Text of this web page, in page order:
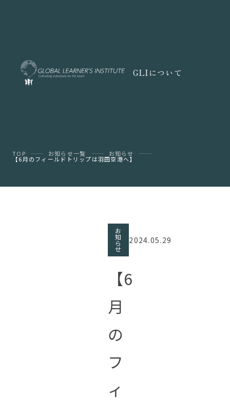
GLIについて
TOP お知らせ一覧 お知らせ
【6月のフィールドトリップは羽田空港へ】
お
知
ら
せ
2024.05.29
【6
月
の
フ
ィ